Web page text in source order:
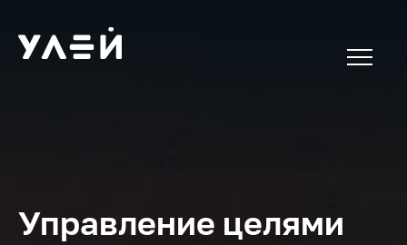
Управление целями